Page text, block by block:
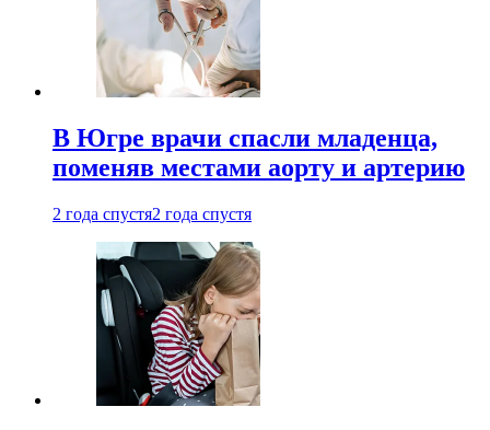
В Югре врачи спасли младенца,
поменяв местами аорту и артерию
2 года спустя2 года спустя